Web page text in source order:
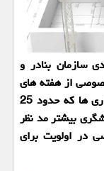
سازمان بنادر و
از هفته های
آینده آگاهی داد و اظهار داشت: در این واگذاری ها كه حدود 25
بیشتر مد نظر
در اولویت برای